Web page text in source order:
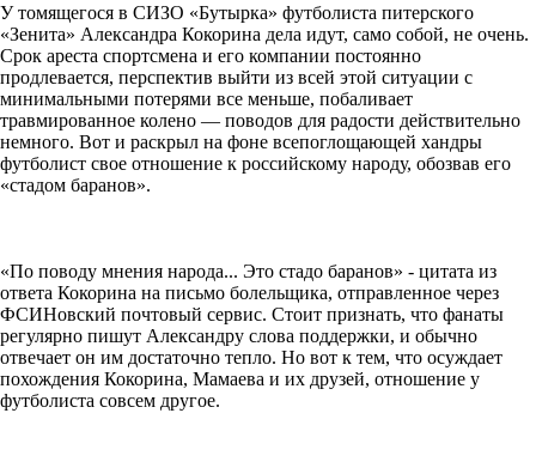
У томящегося в СИЗО «Бутырка» футболиста питерского
«Зенита» Александра Кокорина дела идут, само собой, не очень.
Срок ареста спортсмена и его компании постоянно
продлевается, перспектив выйти из всей этой ситуации с
минимальными потерями все меньше, побаливает
травмированное колено — поводов для радости действительно
немного. Вот и раскрыл на фоне всепоглощающей хандры
футболист свое отношение к российскому народу, обозвав его
«стадом баранов».
«По поводу мнения народа... Это стадо баранов» - цитата из
ответа Кокорина на письмо болельщика, отправленное через
ФСИНовский почтовый сервис. Стоит признать, что фанаты
регулярно пишут Александру слова поддержки, и обычно
отвечает он им достаточно тепло. Но вот к тем, что осуждает
похождения Кокорина, Мамаева и их друзей, отношение у
футболиста совсем другое.